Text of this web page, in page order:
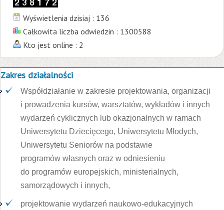
Wyświetlenia dzisiaj : 136
Całkowita liczba odwiedzin : 1300588
Kto jest online : 2
Zakres działalności
Współdziałanie w zakresie projektowania, organizacji
i prowadzenia kursów, warsztatów, wykładów i innych
wydarzeń cyklicznych lub okazjonalnych w ramach
Uniwersytetu Dziecięcego, Uniwersytetu Młodych,
Uniwersytetu Seniorów na podstawie
programów własnych oraz w odniesieniu
do programów europejskich, ministerialnych,
samorządowych i innych,
projektowanie wydarzeń naukowo-edukacyjnych